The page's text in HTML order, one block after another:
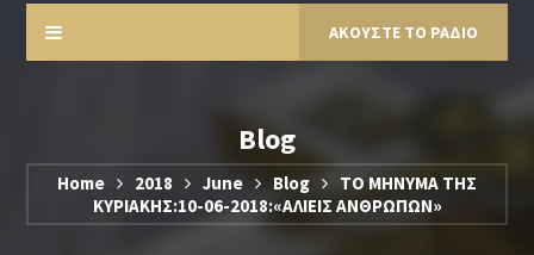
ΑΚΟΥΣΤΕ ΤΟ ΡΑΔΙΟ
Blog
Home 2018 June Blog
ΤΟ ΜΗΝΥΜΑ ΤΗΣ
ΚΥΡΙΑΚΗΣ:10-06-2018:«ΑΛΙΕΙΣ ΑΝΘΡΩΠΩΝ»